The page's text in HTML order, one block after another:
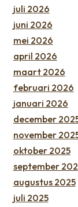
juli 2026
juni 2026
mei 2026
april 2026
maart 2026
februari 2026
januari 2026
december
november
oktober 2025
september
augustus 2025
juli 2025